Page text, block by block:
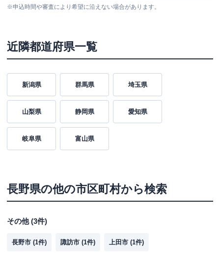
※申込時間や審査により希望に沿えない場合があります。
近隣都道府県一覧
新潟県 群馬県 埼玉県
山梨県 静岡県 愛知県
岐阜県 富山県
長野県の他の市区町村から検索
その他(3件)
長野市 (1件) 諏訪市 (1件) 上田市 (1件)